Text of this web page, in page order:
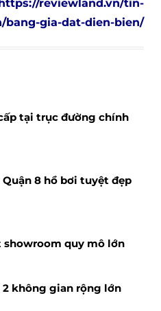
reviewland.vn/tin-
bang-gia-dat-dien-bien/
tại trục đường chính
8 hồ bơi tuyệt đẹp
quy mô lớn